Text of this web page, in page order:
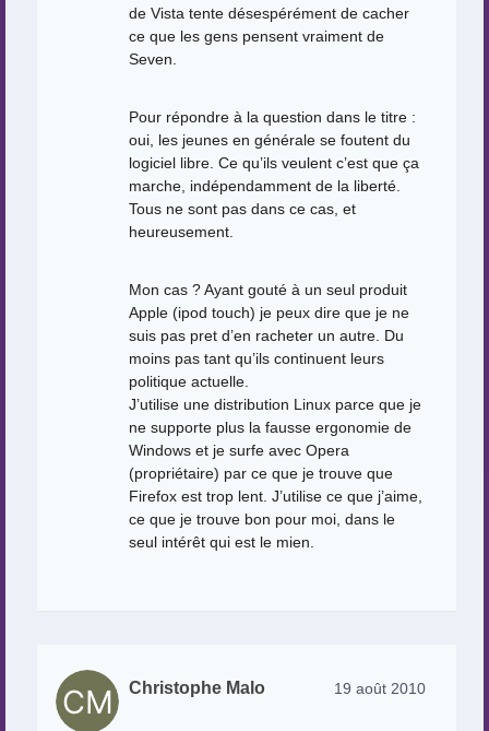
de Vista tente désespérément de cacher
ce que les gens pensent vraiment de
Seven.
Pour répondre à la question dans le titre :
oui, les jeunes en générale se foutent du
logiciel libre. Ce qu’ils veulent c’est que ça
marche, indépendamment de la liberté.
Tous ne sont pas dans ce cas, et
heureusement.
Mon cas ? Ayant gouté à un seul produit
Apple (ipod touch) je peux dire que je ne
suis pas pret d’en racheter un autre. Du
moins pas tant qu’ils continuent leurs
politique actuelle.
J’utilise une distribution Linux parce que je
ne supporte plus la fausse ergonomie de
Windows et je surfe avec Opera
(propriétaire) par ce que je trouve que
Firefox est trop lent. J’utilise ce que j’aime,
ce que je trouve bon pour moi, dans le
seul intérêt qui est le mien.
Christophe Malo 19 août 2010